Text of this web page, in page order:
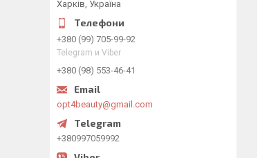
Харків, Україна
+380 (99) 705-99-92
Telegram и Viber
+380 (98) 553-46-41
opt4beauty@gmail.com
+380997059992